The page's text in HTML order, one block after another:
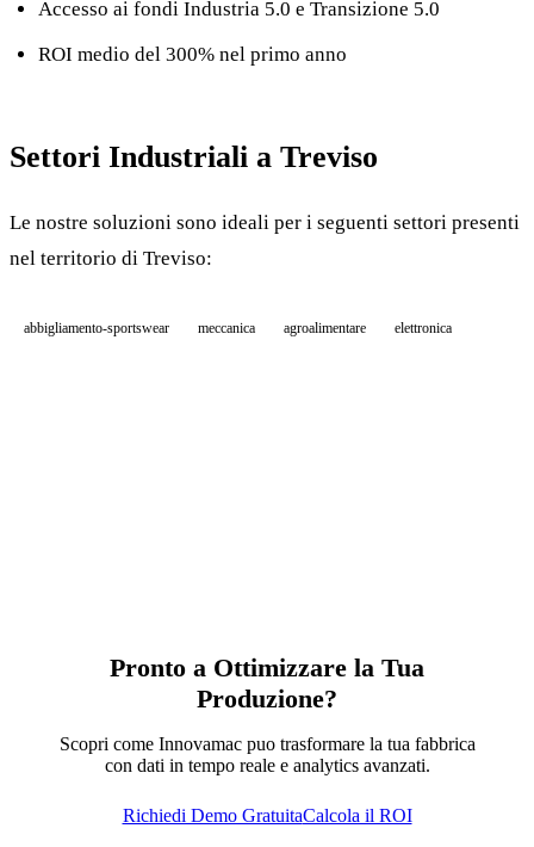
Accesso ai fondi Industria 5.0 e Transizione 5.0
ROI medio del 300% nel primo anno
Settori Industriali a Treviso
Le nostre soluzioni sono ideali per i seguenti settori presenti
nel territorio di Treviso:
abbigliamento-sportswear meccanica agroalimentare elettronica
Pronto a Ottimizzare la Tua
Produzione?
Scopri come Innovamac puo trasformare la tua fabbrica
con dati in tempo reale e analytics avanzati.
Richiedi Demo GratuitaCalcola il ROI